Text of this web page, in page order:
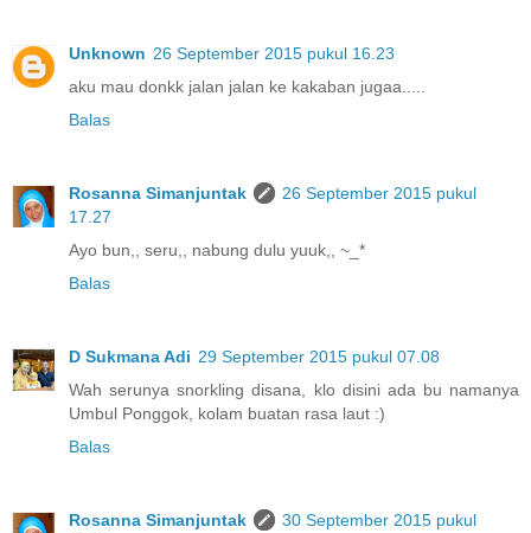
Unknown 26 September 2015 pukul 16.23
aku mau donkk jalan jalan ke kakaban jugaa.....
Balas
Rosanna Simanjuntak
26 September 2015 pukul
17.27
Ayo bun,, seru,, nabung dulu yuuk,, ~_*
Balas
D Sukmana Adi 29 September 2015 pukul 07.08
Wah serunya snorkling disana, klo disini ada bu namanya
Umbul Ponggok, kolam buatan rasa laut :)
Balas
Rosanna Simanjuntak
30 September 2015 pukul